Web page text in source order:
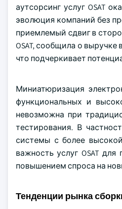
аутсорсинг услуг OSAT
эволюция компаний без
приемлемый сдвиг в
OSAT, сообщила о
что подчеркивает
Миниатюризация
функциональных и
невозможна при
тестирования. В
системы с более
важность услуг OSAT
повышением спроса на
Тенденции рынка